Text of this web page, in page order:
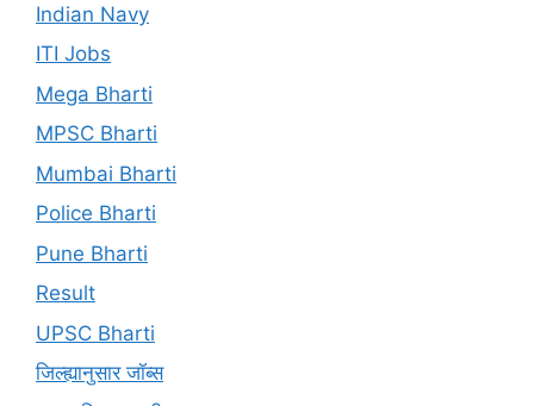
Indian Navy
ITI Jobs
Mega Bharti
MPSC Bharti
Mumbai Bharti
Police Bharti
Pune Bharti
Result
UPSC Bharti
जिल्ह्यानुसार जॉब्स